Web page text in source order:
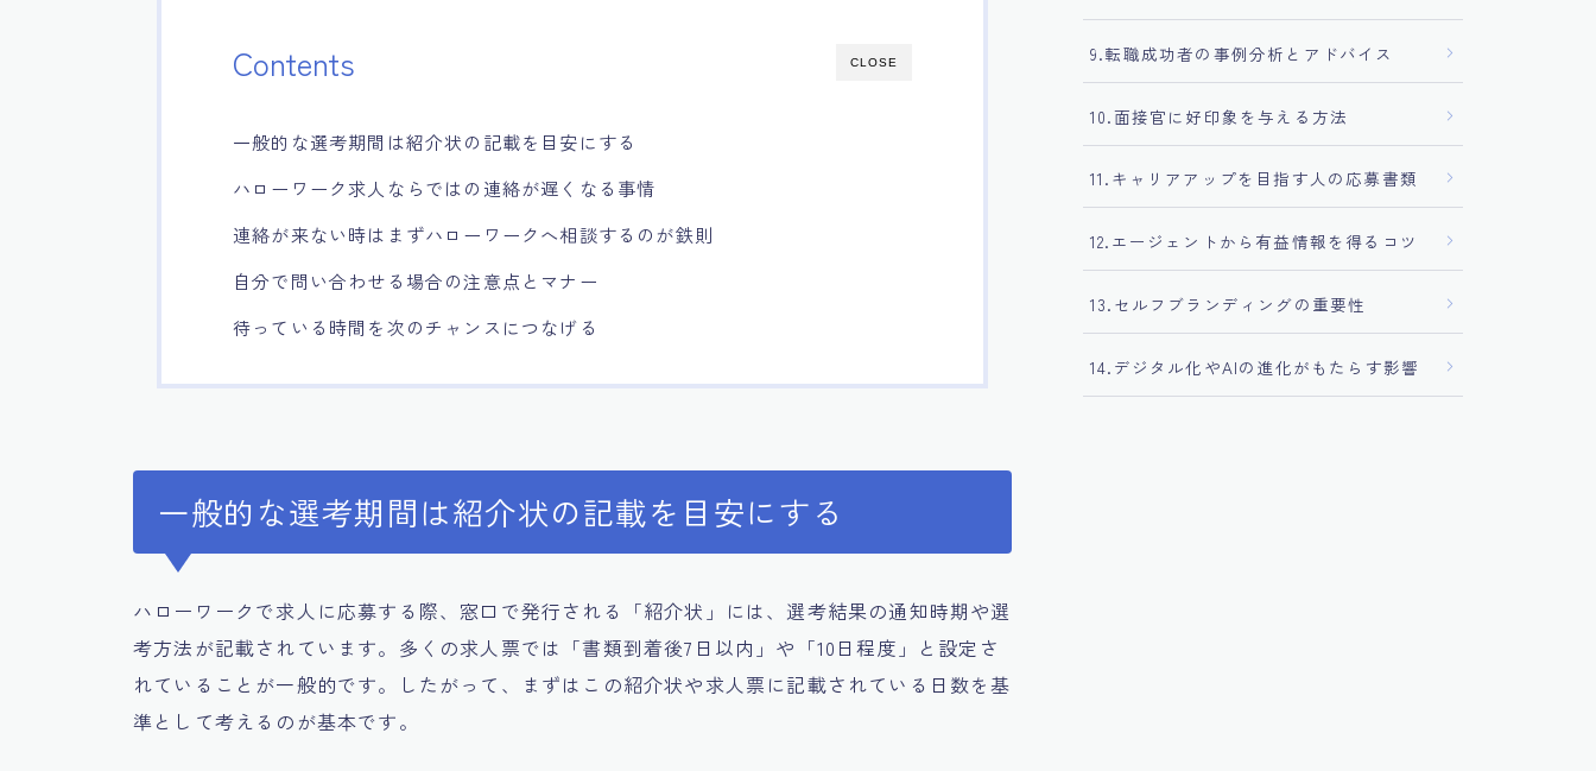
CLOSE
Contents
一般的な選考期間は紹介状の記載を目安にする
ハローワーク求人ならではの連絡が遅くなる事情
連絡が来ない時はまずハローワークへ相談するのが鉄則
自分で問い合わせる場合の注意点とマナー
待っている時間を次のチャンスにつなげる
一般的な選考期間は紹介状の記載を目安にする
ハローワークで求人に応募する際、窓口で発行される「紹介状」には、選考結果の通知時期や選
考方法が記載されています。多くの求人票では「書類到着後7日以内」や「10日程度」と設定さ
れていることが一般的です。したがって、まずはこの紹介状や求人票に記載されている日数を基
準として考えるのが基本です。
9.転職成功者の事例分析とアドバイス
10.面接官に好印象を与える方法
11.キャリアアップを目指す人の応募書類
12.エージェントから有益情報を得るコツ
13.セルフブランディングの重要性
14.デジタル化やAIの進化がもたらす影響